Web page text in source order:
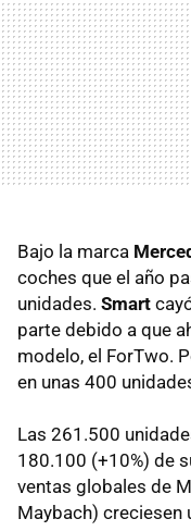
Bajo la marca
coches que el año
unidades. Smart
parte debido a que
modelo, el ForTwo.
en unas 400
Las 261.500
180.100 (+10%) de
ventas globales de
Maybach) creciesen